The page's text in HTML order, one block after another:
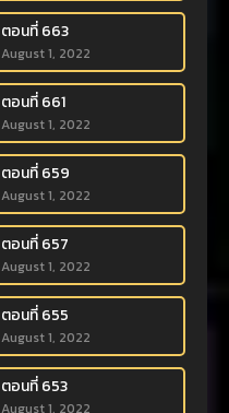
ตอนที่ 663
August 1, 2022
ตอนที่ 661
August 1, 2022
ตอนที่ 659
August 1, 2022
ตอนที่ 657
August 1, 2022
ตอนที่ 655
August 1, 2022
ตอนที่ 653
August 1, 2022